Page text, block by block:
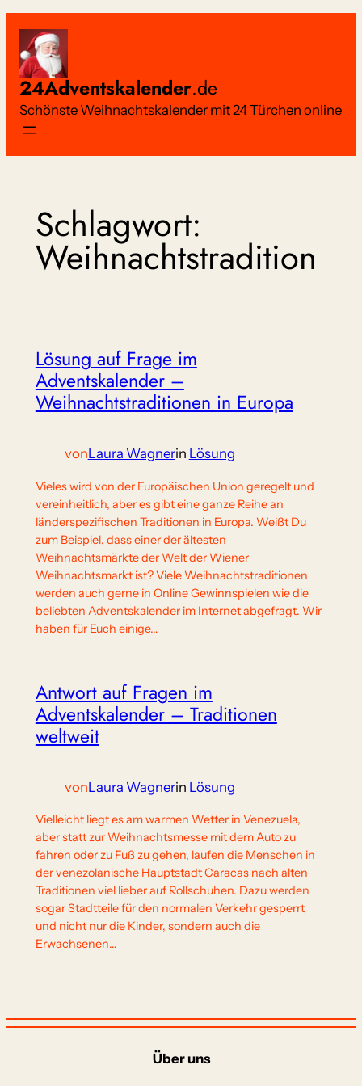
Inhalt
springen
24Adventskalender.de
Schönste Weihnachtskalender mit 24 Türchen online
Schlagwort:
Weihnachtstradition
Lösung auf Frage im
Adventskalender –
Weihnachtstraditionen in Europa
vonLaura Wagnerin Lösung
Vieles wird von der Europäischen Union geregelt und
vereinheitlich, aber es gibt eine ganze Reihe an
länderspezifischen Traditionen in Europa. Weißt Du
zum Beispiel, dass einer der ältesten
Weihnachtsmärkte der Welt der Wiener
Weihnachtsmarkt ist? Viele Weihnachtstraditionen
werden auch gerne in Online Gewinnspielen wie die
beliebten Adventskalender im Internet abgefragt. Wir
haben für Euch einige…
Antwort auf Fragen im
Adventskalender – Traditionen
weltweit
vonLaura Wagnerin Lösung
Vielleicht liegt es am warmen Wetter in Venezuela,
aber statt zur Weihnachtsmesse mit dem Auto zu
fahren oder zu Fuß zu gehen, laufen die Menschen in
der venezolanische Hauptstadt Caracas nach alten
Traditionen viel lieber auf Rollschuhen. Dazu werden
sogar Stadtteile für den normalen Verkehr gesperrt
und nicht nur die Kinder, sondern auch die
Erwachsenen…
Über uns